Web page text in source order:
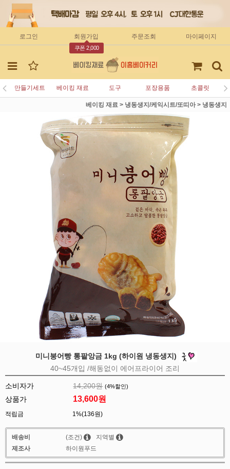
로그인 회원가입
쿠폰 2,000
주문조회 마이페이지
만들기세트 베이킹 재료 도구 포장용품 초콜릿
베이킹 재료 > 냉동생지/케익시트/또띠아> 냉동생지
미니붕어빵 통팥앙금 1kg (하이원 냉동생지)
40~45개입 /해동없이 에어프라이어 조리
소비자가 14,200원 (4%할인)
상품가 13,600원
적립금 1%(136원)
배송비 (조건)
지역별
제조사
하이원푸드